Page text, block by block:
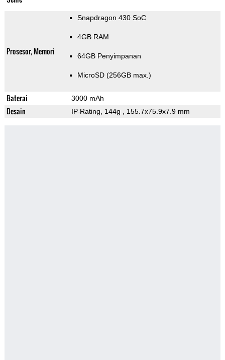
Prosesor, Memori
Snapdragon 430 SoC
4GB RAM
64GB Penyimpanan
MicroSD (256GB max.)
Baterai 3000 mAh
Desain IP Rating, 144g , 155.7x75.9x7.9 mm